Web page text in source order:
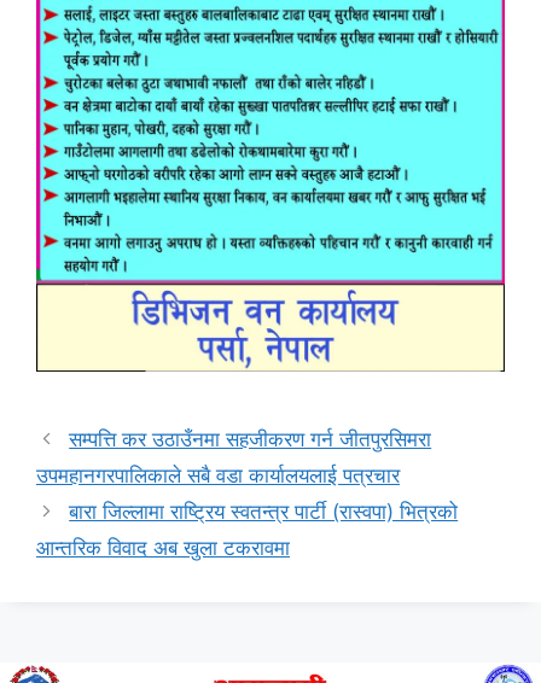
सम्पत्ति कर उठाउँनमा सहजीकरण गर्न जीतपुरसिमरा
उपमहानगरपालिकाले सबै वडा कार्यालयलाई पत्रचार
बारा जिल्लामा राष्ट्रिय स्वतन्त्र पार्टी (रास्वपा) भित्रको
आन्तरिक विवाद अब खुला टकरावमा